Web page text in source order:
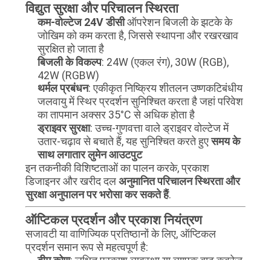
विद्युत सुरक्षा और परिचालन स्थिरता
कम-वोल्टेज 24V डीसीऑपरेशन बिजली के झटके के
जोखिम को कम करता है, जिससे स्थापना और रखरखाव
सुरक्षित हो जाता है
बिजली के विकल्प: 24W (एकल रंग), 30W (RGB),
42W (RGBW)
थर्मल प्रबंधन: एकीकृत निष्क्रिय शीतलन उष्णकटिबंधीय
जलवायु में स्थिर प्रदर्शन सुनिश्चित करता है जहां परिवेश
का तापमान अक्सर 35°C से अधिक होता है
ड्राइवर सुरक्षा: उच्च-गुणवत्ता वाले ड्राइवर वोल्टेज में
उतार-चढ़ाव से बचाते हैं, यह सुनिश्चित करते हुएसमय के
साथ लगातार लुमेन आउटपुट
इन तकनीकी विशिष्टताओं का पालन करके, प्रकाश
डिजाइनर और खरीद दलअनुमानित परिचालन स्थिरता और
सुरक्षा अनुपालन पर भरोसा कर सकते हैं.
ऑप्टिकल प्रदर्शन और प्रकाश नियंत्रण
सजावटी या वाणिज्यिक प्रतिष्ठानों के लिए, ऑप्टिकल
प्रदर्शन समान रूप से महत्वपूर्ण है: